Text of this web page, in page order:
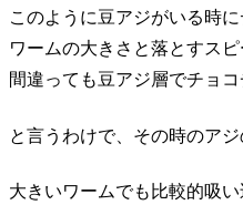
このように豆アジがいる時
ワームの大きさと落とすス
間違っても豆アジ層でチョ
と言うわけで、その時のア
大きいワームでも比較的吸